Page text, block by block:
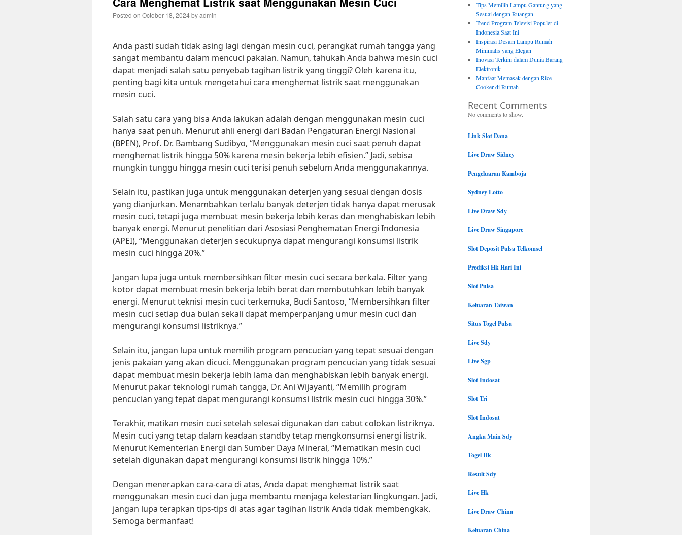
Posted on October 18, 2024byadmin
Anda pasti sudah tidak asing lagi dengan mesin cuci, perangkat rumah tangga yang
sangat membantu dalam mencuci pakaian. Namun, tahukah Anda bahwa mesin cuci
dapat menjadi salah satu penyebab tagihan listrik yang tinggi? Oleh karena itu,
penting bagi kita untuk mengetahui cara menghemat listrik saat menggunakan
mesin cuci.
Salah satu cara yang bisa Anda lakukan adalah dengan menggunakan mesin cuci
hanya saat penuh. Menurut ahli energi dari Badan Pengaturan Energi Nasional
(BPEN), Prof. Dr. Bambang Sudibyo, “Menggunakan mesin cuci saat penuh dapat
menghemat listrik hingga 50% karena mesin bekerja lebih efisien.” Jadi, sebisa
mungkin tunggu hingga mesin cuci terisi penuh sebelum Anda menggunakannya.
Selain itu, pastikan juga untuk menggunakan deterjen yang sesuai dengan dosis
yang dianjurkan. Menambahkan terlalu banyak deterjen tidak hanya dapat merusak
mesin cuci, tetapi juga membuat mesin bekerja lebih keras dan menghabiskan lebih
banyak energi. Menurut penelitian dari Asosiasi Penghematan Energi Indonesia
(APEI), “Menggunakan deterjen secukupnya dapat mengurangi konsumsi listrik
mesin cuci hingga 20%.”
Jangan lupa juga untuk membersihkan filter mesin cuci secara berkala. Filter yang
kotor dapat membuat mesin bekerja lebih berat dan membutuhkan lebih banyak
energi. Menurut teknisi mesin cuci terkemuka, Budi Santoso, “Membersihkan filter
mesin cuci setiap dua bulan sekali dapat memperpanjang umur mesin cuci dan
mengurangi konsumsi listriknya.”
Selain itu, jangan lupa untuk memilih program pencucian yang tepat sesuai dengan
jenis pakaian yang akan dicuci. Menggunakan program pencucian yang tidak sesuai
dapat membuat mesin bekerja lebih lama dan menghabiskan lebih banyak energi.
Menurut pakar teknologi rumah tangga, Dr. Ani Wijayanti, “Memilih program
pencucian yang tepat dapat mengurangi konsumsi listrik mesin cuci hingga 30%.”
Terakhir, matikan mesin cuci setelah selesai digunakan dan cabut colokan listriknya.
Mesin cuci yang tetap dalam keadaan standby tetap mengkonsumsi energi listrik.
Menurut Kementerian Energi dan Sumber Daya Mineral, “Mematikan mesin cuci
setelah digunakan dapat mengurangi konsumsi listrik hingga 10%.”
Dengan menerapkan cara-cara di atas, Anda dapat menghemat listrik saat
menggunakan mesin cuci dan juga membantu menjaga kelestarian lingkungan. Jadi,
jangan lupa terapkan tips-tips di atas agar tagihan listrik Anda tidak membengkak.
Semoga bermanfaat!
Tips Memilih Lampu Gantung yang
Sesuai dengan Ruangan
Trend Program Televisi Populer di
Indonesia Saat Ini
Inspirasi Desain Lampu Rumah
Minimalis yang Elegan
Inovasi Terkini dalam Dunia Barang
Elektronik
Manfaat Memasak dengan Rice
Cooker di Rumah
Recent Comments
No comments to show.
Link Slot Dana
Live Draw Sidney
Pengeluaran Kamboja
Sydney Lotto
Live Draw Sdy
Live Draw Singapore
Slot Deposit Pulsa Telkomsel
Prediksi Hk Hari Ini
Slot Pulsa
Keluaran Taiwan
Situs Togel Pulsa
Live Sdy
Live Sgp
Slot Indosat
Slot Tri
Slot Indosat
Angka Main Sdy
Togel Hk
Result Sdy
Live Hk
Live Draw China
Keluaran China